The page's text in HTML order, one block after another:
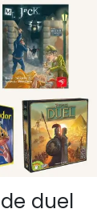
duel